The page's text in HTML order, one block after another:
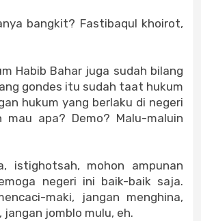
bangkit? Fastibaqul khoirot,
Habib Bahar juga sudah bilang
gondes itu sudah taat hukum
hukum yang berlaku di negeri
mau apa? Demo? Malu-maluin
istighotsah, mohon ampunan
negeri ini baik-baik saja.
maki, jangan menghina,
jangan jomblo mulu, eh.